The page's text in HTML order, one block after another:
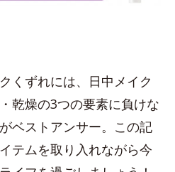
くずれには、日中メイク
乾燥の3つの要素に負けな
ベストアンサー。この記
テムを取り入れながら今